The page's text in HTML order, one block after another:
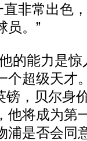
非常出色
员。”
能力是惊
个超级天才
，贝尔身
他将成为第
浦是否会同